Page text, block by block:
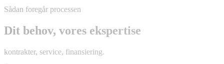
Sådan foregår processen
Dit behov, vores ekspertise
kontrakter, service, finansiering.